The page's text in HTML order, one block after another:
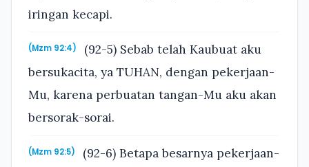
iringan kecapi.
(Mzm 92:4)
(92-5) Sebab telah Kaubuat aku
bersukacita, ya TUHAN, dengan pekerjaan-
Mu, karena perbuatan tangan-Mu aku akan
bersorak-sorai.
(Mzm 92:5)
(92-6) Betapa besarnya pekerjaan-